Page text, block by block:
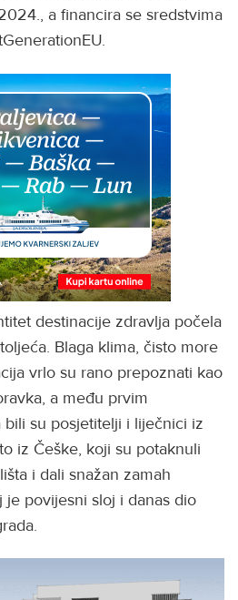
a financira se sredstvima
destinacije zdravlja počela
Blaga klima, čisto more
vrlo su rano prepoznati kao
a među prvim
su posjetitelji i liječnici iz
iz Češke, koji su potaknuli
i dali snažan zamah
je povijesni sloj i danas dio